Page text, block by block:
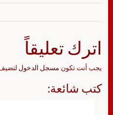
اترك تعليقاً
يجب أنت تكون مسجل الدخول
كتب شائعة: